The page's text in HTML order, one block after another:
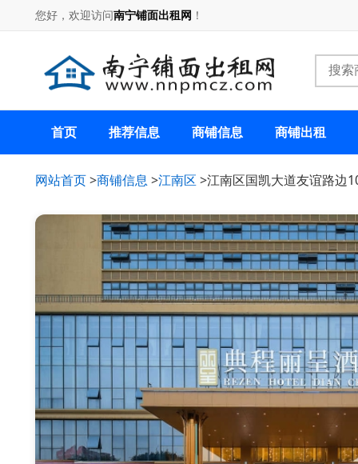
您好，欢迎访问南宁铺面出租网 ！
首页 推荐信息 商铺信息 商铺出租
网站首页>商铺信息 >江南区 >江南区国凯大道友谊路边